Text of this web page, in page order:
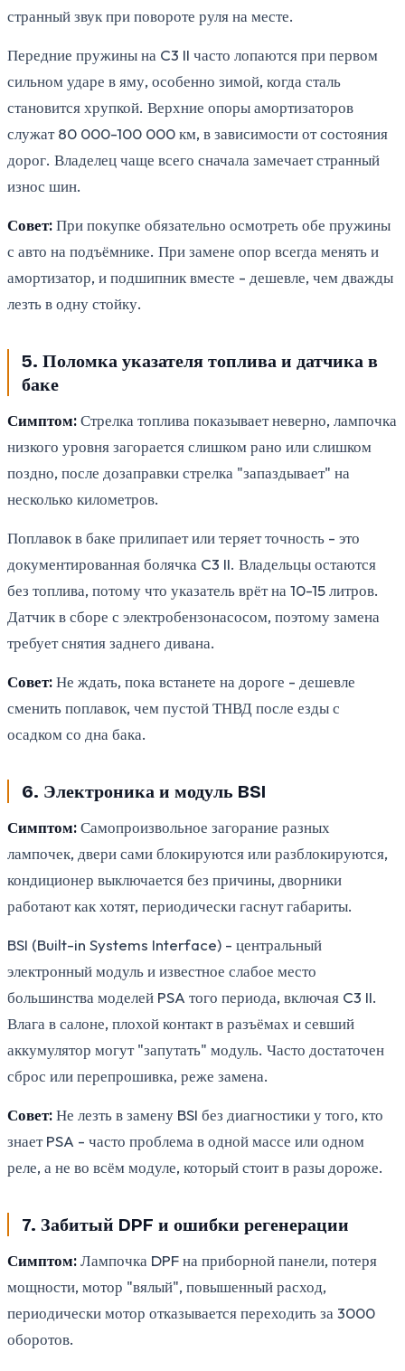
странный звук при повороте руля на месте.
Передние пружины на C3 II часто лопаются при первом
сильном ударе в яму, особенно зимой, когда сталь
становится хрупкой. Верхние опоры амортизаторов
служат 80 000-100 000 км, в зависимости от состояния
дорог. Владелец чаще всего сначала замечает странный
износ шин.
Совет:При покупке обязательно осмотреть обе пружины
с авто на подъёмнике. При замене опор всегда менять и
амортизатор, и подшипник вместе - дешевле, чем дважды
лезть в одну стойку.
5. Поломка указателя топлива и датчика в
баке
Симптом:Стрелка топлива показывает неверно, лампочка
низкого уровня загорается слишком рано или слишком
поздно, после дозаправки стрелка "запаздывает" на
несколько километров.
Поплавок в баке прилипает или теряет точность - это
документированная болячка C3 II. Владельцы остаются
без топлива, потому что указатель врёт на 10-15 литров.
Датчик в сборе с электробензонасосом, поэтому замена
требует снятия заднего дивана.
Совет:Не ждать, пока встанете на дороге - дешевле
сменить поплавок, чем пустой ТНВД после езды с
осадком со дна бака.
6. Электроника и модуль BSI
Симптом:Самопроизвольное загорание разных
лампочек, двери сами блокируются или разблокируются,
кондиционер выключается без причины, дворники
работают как хотят, периодически гаснут габариты.
BSI (Built-in Systems Interface) - центральный
электронный модуль и известное слабое место
большинства моделей PSA того периода, включая C3 II.
Влага в салоне, плохой контакт в разъёмах и севший
аккумулятор могут "запутать" модуль. Часто достаточен
сброс или перепрошивка, реже замена.
Совет:Не лезть в замену BSI без диагностики у того, кто
знает PSA - часто проблема в одной массе или одном
реле, а не во всём модуле, который стоит в разы дороже.
7. Забитый DPF и ошибки регенерации
Симптом:Лампочка DPF на приборной панели, потеря
мощности, мотор "вялый", повышенный расход,
периодически мотор отказывается переходить за 3000
оборотов.